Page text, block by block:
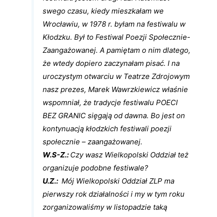
swego czasu, kiedy mieszkałam we
Wrocławiu, w 1978 r. byłam na festiwalu w
Kłodzku. Był to Festiwal Poezji Społecznie-
Zaangażowanej. A pamiętam o nim dlatego,
że wtedy dopiero zaczynałam pisać. I na
uroczystym otwarciu w Teatrze Zdrojowym
nasz prezes, Marek Wawrzkiewicz właśnie
wspomniał, że tradycje festiwalu POECI
BEZ GRANIC sięgają od dawna. Bo jest on
kontynuacją kłodzkich festiwali poezji
społecznie – zaangażowanej.
W.S-Z.: Czy wasz Wielkopolski Oddział też
organizuje podobne festiwale?
U.Z.: Mój Wielkopolski Oddział ZLP ma
pierwszy rok działalności i my w tym roku
zorganizowaliśmy w listopadzie taką